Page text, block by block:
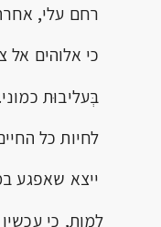
רחם עלי,
כי אלוהים אל
בְּעליבוּת כמוני.
לחיות כל
ייצא שאפגע
למות, כי עכשיו